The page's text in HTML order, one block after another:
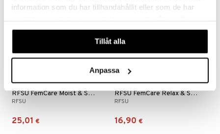
information som du har tillhandahållit eller som de har
våra cookies vid fortsatt användande av vår webbplats.
Tillåt alla
Anpassa
RFSU FemCare Moist & Skin
RFSU
25,01 €
RFSU FemCare Relax & Sleep
RFSU
16,90 €